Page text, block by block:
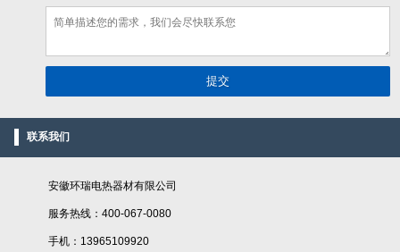
联系我们
安徽环瑞电热器材有限公司
服务热线：400-067-0080
手机：13965109920